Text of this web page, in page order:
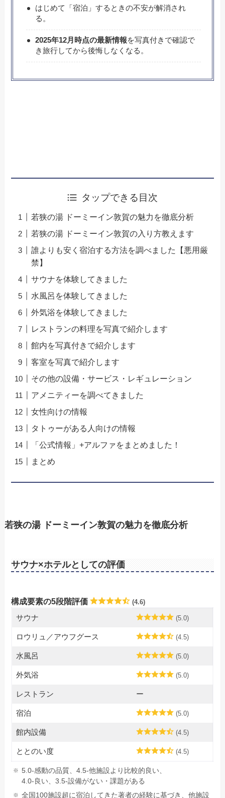
はじめて「宿泊」するときの不安が解消され
る。
2025年12月時点の最新情報を写真付きで確認で
き旅行してから後悔しなくなる。
タップできる目次
若狭の湯 ドーミーイン敦賀の魅力を徹底分析
若狭の湯 ドーミーイン敦賀の入り方教えます
誰よりも安く宿泊する方法を調べました【悪用厳
禁】
サウナを体験してきました
水風呂を体験してきました
外気浴を体験してきました
レストランの料理を写真で紹介します
館内を写真付きで紹介します
客室を写真で紹介します
その他の設備・サービス・レギュレーション
アメニティーを調べてきました
女性向けの情報
タトゥーがある人向けの情報
「公式情報」+アルファをまとめました！
まとめ
若狭の湯 ドーミーイン敦賀の魅力を徹底分析
サウナ×ホテルとしての評価
構成要素の5段階評価 (4.6)
サウナ (5.0)
ロウリュ／アウフグース (4.5)
水風呂 (5.0)
外気浴 (5.0)
レストラン ー
宿泊 (5.0)
館内設備 (4.5)
ととのい度 (4.5)
5.0-感動の品質、4.5-他施設より比較的良い、
4.0-良い、3.5-設備がない・課題がある
全国100施設超に宿泊してきた著者の経験に基づき、他施設